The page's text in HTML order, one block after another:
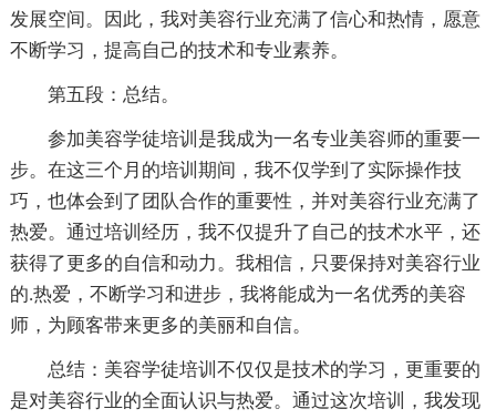
发展空间。因此，我对美容行业充满了信心和热情，愿意
不断学习，提高自己的技术和专业素养。
第五段：总结。
参加美容学徒培训是我成为一名专业美容师的重要一
步。在这三个月的培训期间，我不仅学到了实际操作技
巧，也体会到了团队合作的重要性，并对美容行业充满了
热爱。通过培训经历，我不仅提升了自己的技术水平，还
获得了更多的自信和动力。我相信，只要保持对美容行业
的.热爱，不断学习和进步，我将能成为一名优秀的美容
师，为顾客带来更多的美丽和自信。
总结：美容学徒培训不仅仅是技术的学习，更重要的
是对美容行业的全面认识与热爱。通过这次培训，我发现